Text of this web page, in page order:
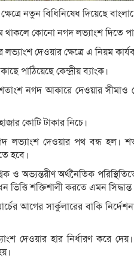
নতুন বিধিনিষেধ দিয়েছে
কোনো নগদ লভ্যাংশ দিতে
দেওয়ার ক্ষেত্রে এ নিয়ম
পাঠিয়েছে কেন্দ্রীয় ব্যাংক।
নগদ আকারে দেওয়ার সীমাও
কোটি টাকার নিচে।
লভ্যাংশ দেওয়ার পথ বন্ধ হল।
হবে।
ও অভ্যন্তরীণ অর্থনৈতিক
শক্তিশালী করতে এমন
আগের সার্কুলারের বাকি
দেওয়ার হার নির্ধারণ করে